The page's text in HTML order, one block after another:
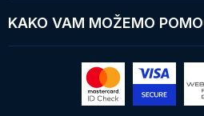
KAKO VAM MOŽEMO